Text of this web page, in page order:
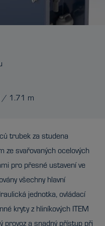
/ 1.71 m
trubek za studena
ze svařovaných ocelových
pro přesné ustavení ve
všechny hlavní
jednotka, ovládací
kryty z hliníkových ITEM
provoz a snadný přístup při